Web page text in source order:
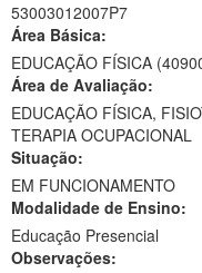
Ministério da Saúde
Ministério de Minas e Energia
Ministério da Ciência,
Ministério do Meio Ambiente
Ministério do Turismo
Ministério do Desenvolvimento
53003012007P7
Área Básica:
EDUCAÇÃO FÍSICA
Área de Avaliação:
EDUCAÇÃO FÍSICA,
TERAPIA OCUPACIONAL
Situação:
EM FUNCIONAMENTO
Modalidade de Ensino:
Educação Presencial
Observações: